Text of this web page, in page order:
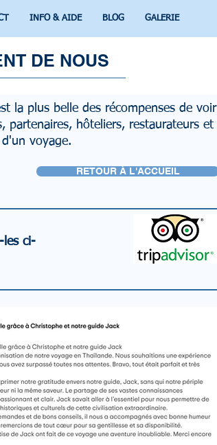
INFO & AIDE BLOG GALERIE
DE NOUS
la plus belle des récompenses de voir
partenaires, hôteliers, restaurateurs et
d'un voyage.
RETOUR À L'ACCUEIL
les ci-